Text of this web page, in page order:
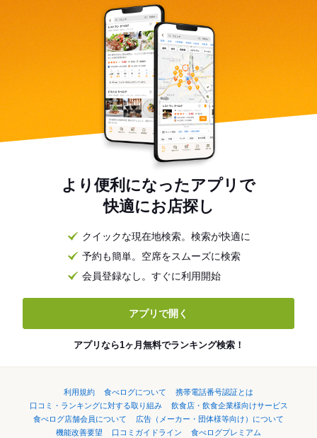
より便利になったアプリで
快適にお店探し
クイックな現在地検索。検索が快適に
予約も簡単。空席をスムーズに検索
会員登録なし。すぐに利用開始
アプリで開く
アプリなら1ヶ月無料でランキング検索！
利用規約 食べログについて
携帯電話番号認証とは
口コミ・ランキングに対する取り組み
飲食店・飲食企業様向けサービス
食べログ店舗会員について
広告（メーカー・団体様等向け）について
機能改善要望
口コミガイドライン
食べログプレミアム